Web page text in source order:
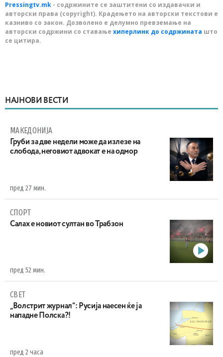
Pressingtv.mk - содржините се заштитени со издавачки и
авторски права (copyright). Крадењето на авторски текстови е
казниво со закон. Дозволено е делумно превземање на
авторски содржини со ставање хиперлинк до содржината што
се цитира.
НАЈНОВИ ВЕСТИ
МАКЕДОНИЈА
Груби за две недели може да излезе на
слобода, неговиот адвокат е на одмор
пред 27 мин.
СПОРТ
Салах е новиот султан во Трабзон
пред 52 мин.
СВЕТ
„Волстрит журнал“: Русија наесен ќе ја
нападне Полска?!
пред 2 часа